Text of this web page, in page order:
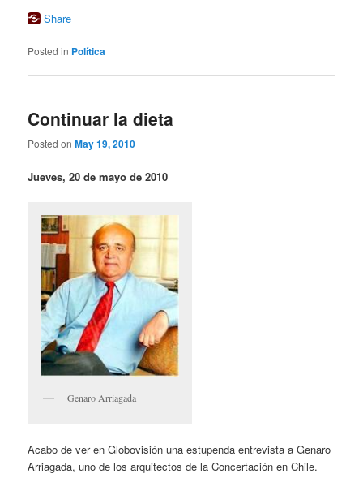
Share
Posted in Política
Continuar la dieta
Posted onMay 19, 2010
Jueves, 20 de mayo de 2010
Genaro Arriagada
Acabo de ver en Globovisión una estupenda entrevista a Genaro
Arriagada, uno de los arquitectos de la Concertación en Chile.